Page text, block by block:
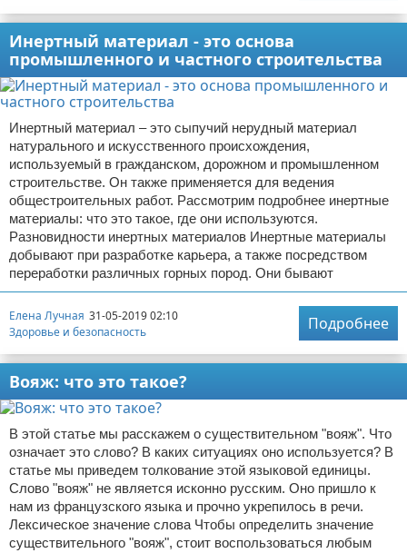
Инертный материал - это основа
промышленного и частного строительства
Инертный материал – это сыпучий нерудный материал
натурального и искусственного происхождения,
используемый в гражданском, дорожном и промышленном
строительстве. Он также применяется для ведения
общестроительных работ. Рассмотрим подробнее инертные
материалы: что это такое, где они используются.
Разновидности инертных материалов Инертные материалы
добывают при разработке карьера, а также посредством
переработки различных горных пород. Они бывают
Елена Лучная 31-05-2019 02:10
Здоровье и безопасность
Подробнее
Вояж: что это такое?
В этой статье мы расскажем о существительном "вояж". Что
означает это слово? В каких ситуациях оно используется? В
статье мы приведем толкование этой языковой единицы.
Слово "вояж" не является исконно русским. Оно пришло к
нам из французского языка и прочно укрепилось в речи.
Лексическое значение слова Чтобы определить значение
существительного "вояж", стоит воспользоваться любым